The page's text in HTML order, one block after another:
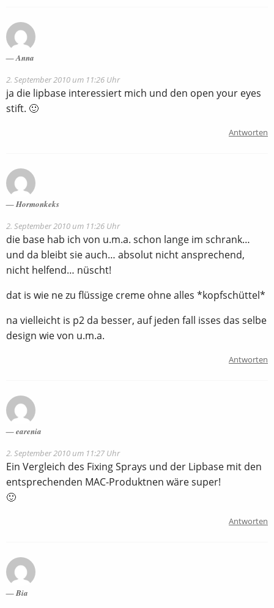
Anna
2. September 2010 um 11:26 Uhr
ja die lipbase interessiert mich und den open your eyes
stift. 🙂
Antworten
Hormonkeks
2. September 2010 um 11:26 Uhr
die base hab ich von u.m.a. schon lange im schrank…
und da bleibt sie auch… absolut nicht ansprechend,
nicht helfend… nüscht!
dat is wie ne zu flüssige creme ohne alles *kopfschüttel*
na vielleicht is p2 da besser, auf jeden fall isses das selbe
design wie von u.m.a.
Antworten
earenia
2. September 2010 um 11:27 Uhr
Ein Vergleich des Fixing Sprays und der Lipbase mit den
entsprechenden MAC-Produktnen wäre super!
🙂
Antworten
Bia